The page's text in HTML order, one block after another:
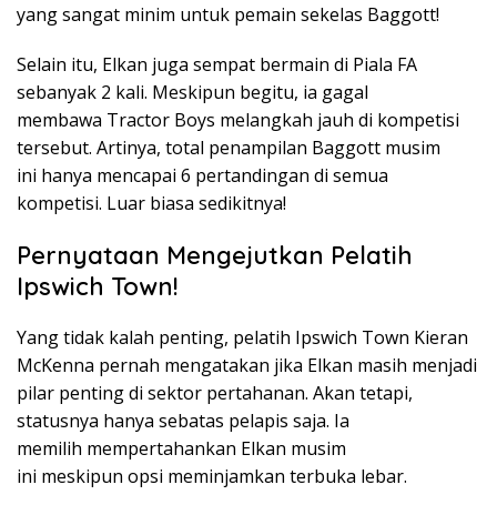
yang sangat minim untuk pemain sekelas Baggott!
Selain itu, Elkan juga sempat bermain di Piala FA
sebanyak 2 kali. Meskipun begitu, ia gagal
membawa Tractor Boys melangkah jauh di kompetisi
tersebut. Artinya, total penampilan Baggott musim
ini hanya mencapai 6 pertandingan di semua
kompetisi. Luar biasa sedikitnya!
Pernyataan Mengejutkan Pelatih
Ipswich Town!
Yang tidak kalah penting, pelatih Ipswich Town Kieran
McKenna pernah mengatakan jika Elkan masih menjadi
pilar penting di sektor pertahanan. Akan tetapi,
statusnya hanya sebatas pelapis saja. Ia
memilih mempertahankan Elkan musim
ini meskipun opsi meminjamkan terbuka lebar.